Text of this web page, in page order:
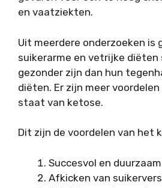
en vaatziekten.
Uit meerdere onderzoeken is
suikerarme en vetrijke diëten
gezonder zijn dan hun
diëten. Er zijn meer
staat van ketose.
Dit zijn de voordelen van het
Succesvol en
Afkicken van